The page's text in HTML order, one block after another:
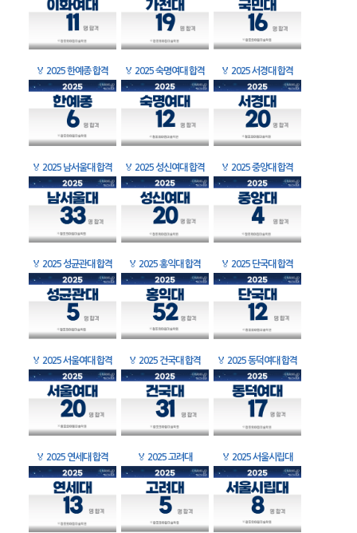
🏅 2025 한예종 합격 🏅 2025 숙명여대 합격 🏅 2025 서경대 합격
🏅 2025 남서울대 합격 🏅 2025 성신여대 합격 🏅 2025 중앙대 합격
🏅 2025 성균관대 합격 🏅 2025 홍익대 합격 🏅 2025 단국대 합격
🏅 2025 서울여대 합격 🏅 2025 건국대 합격 🏅 2025 동덕여대 합격
🏅 2025 연세대 합격 🏅 2025 고려대 🏅 2025 서울시립대